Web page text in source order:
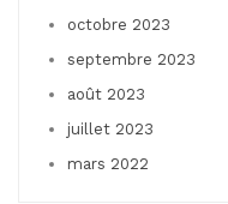
octobre 2023
septembre 2023
août 2023
juillet 2023
mars 2022